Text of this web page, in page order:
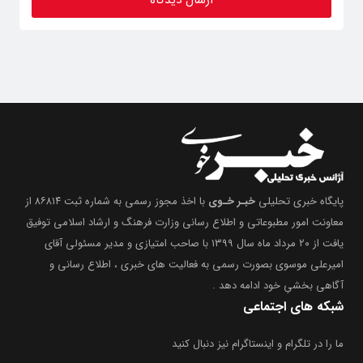
پایگاه خبری تحلیلیخبـر خـوی
معاونت امور مطبوعاتی و اطلاع رسانی وزارت فرهنگ و ارشاد اسلامی توفیق
یافت از ۲۰ مرداد ماه سال ۱۳۹۹ با صاحب امتیازی و مدیر مسئولی آقای
امیرعلی موسوی بصورت رسمی به فعالیت های خبری ، اطلاع رسانی و
آگاهی بخشیِ خود ادامه دهد .
شبکه های اجتماعی